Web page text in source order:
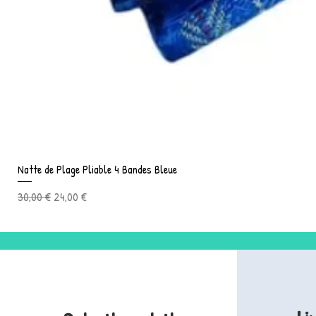
Natte de Plage Pliable 4 Bandes Bleue
Prix original
30,00 € Prix promotionnel
24,00 €